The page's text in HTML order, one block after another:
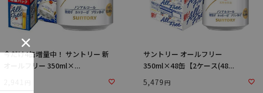
今だけ4缶増量中！ サントリー 新
オールフリー 350ml×...
サントリー オールフリー
350ml×48缶【2ケース(48...
5,479